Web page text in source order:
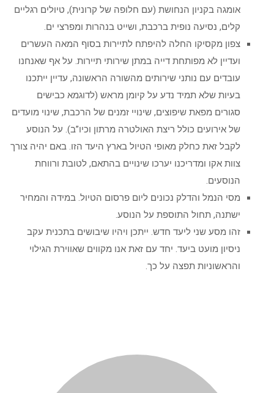
אומגה בקניון הנחושת (עם חלופה של קרונית), טיולים רגליים
קלים, נסיעה נופית ברכבת, ושייט בנהרות ומפרצי ים.
צפון מקסיקו החלה להיפתח לתיירות בסוף המאה העשרים
ועדיין לא מפותחת דייה במתן שירותי תיירות. על אף שאנחנו
עובדים עם נותני שירותים מהשורה הראשונה, עדיין ייתכנו
בעיות שלא תמיד נדע על קיומן מראש (לדוגמא כבישים
סגורים מפאת שיפוצים, שינויי זמנים של הרכבת, שינוי מועדים
של אירועים כולל ריצת האולטרה מרתון וכיו”ב). על הנוסע
לקבל זאת כחלק מאופי הטיול בארץ היעד הזו. באם יהיה צורך
צוות אקו ומדריכנו יערכו שינויים בהתאם, לטובת ורווחת
הנוסעים.
מסי הנמל והדלק נכונים ליום פרסום הטיול. במידה והמחיר
ישתנה, תחול התוספת על הנוסע.
זהו מסע שני ליעד חדש. ייתכן ויהיו שיבושים בתכנית עקב
ניסיון מועט ביעד. יחד עם זאת אנו מקווים שאווירת הגילוי
והראשוניות תפצה על כך.